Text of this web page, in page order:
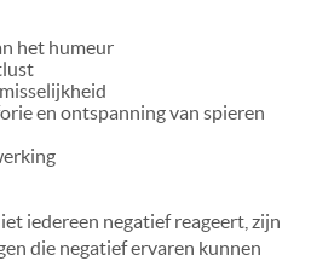
het humeur
en ontspanning van spieren
iedereen negatief reageert, zijn
die negatief ervaren kunnen